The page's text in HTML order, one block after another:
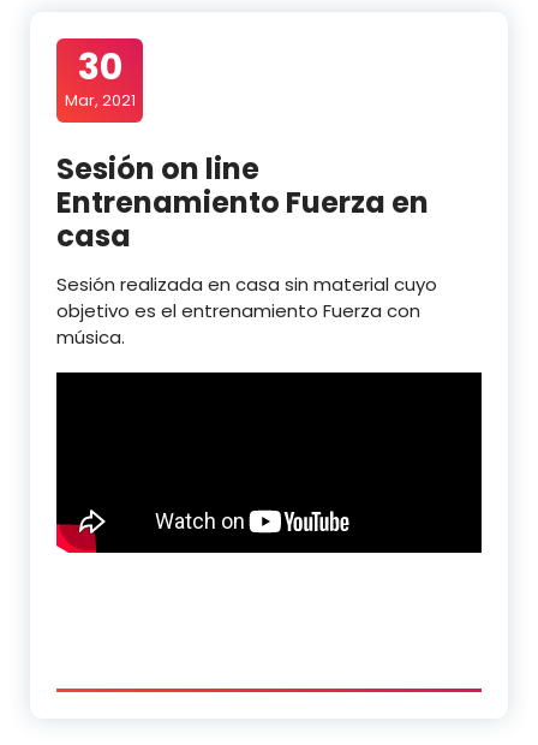
30
Mar, 2021
Sesión on line
Entrenamiento Fuerza en
casa
Sesión realizada en casa sin material cuyo
objetivo es el entrenamiento Fuerza con
música.